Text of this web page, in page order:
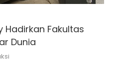
Hadirkan Fakultas
Dunia